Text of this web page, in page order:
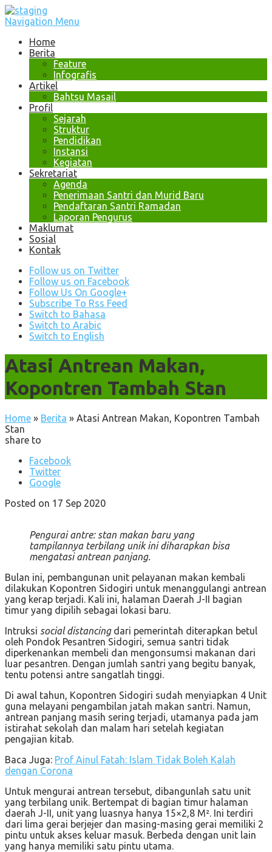
Navigation Menu
Home
Berita
Feature
Infografis
Artikel
Bahtsu Masail
Profil
Sejarah
Struktur
Pendidikan
Instansi
Kegiatan
Sekretariat
Agenda
Penerimaan Santri dan Murid Baru
Pendaftaran Santri Ramadan
Laporan Pengurus
Maklumat
Sosial
Kontak
Follow us on Twitter
Follow us on Facebook
Follow Us On Google+
Subscribe To Rss Feed
Switch to Bahasa
Switch to Arabic
Switch to English
Atasi Antrean Makan,
Kopontren Tambah Stan
Home » Berita » Atasi Antrean Makan, Kopontren Tambah
Stan
share to
Facebook
Twitter
Google
Posted on 17 Sep 2020
Pengurai antre: stan makan baru yang
tampilannya terbilang unik ini diharapkan bisa
mengatasi antrean panjang.
Bulan ini, pembangunan unit pelayanan makan kembali
dilakukan Kopontren Sidogiri untuk menanggulangi antrean
yang kerap terjadi. Kali ini, halaman Daerah J-II bagian
timur yang dipilih sebagai lokasi baru.
Intruksi social distancingdari pemerintah diterapkan betul
oleh Pondok Pesantren Sidogiri, semua santri tidak
diperkenankan membeli dan mengonsumsi makanan dari
luar pesantren. Dengan jumlah santri yang begitu banyak,
tentu potensi antre sangatlah tinggi.
Di awal tahun, Kopontren Sidogiri sudah menyiapkan 4 Unit
guna melayani pengambilan jatah makan santri. Namun,
antrean panjang masih sering terjadi, utamanya pada jam
istirahat sekolah dan malam hari setelah kegiatan
pengajian kitab.
Baca Juga: Prof Ainul Fatah: Islam Tidak Boleh Kalah
dengan Corona
Untuk mengurai antrean tersebut, dibangunlah satu unit
yang terbilang unik. Bertempat di bagian timur halaman
daerah J-II, unit yang luasnya hanya 15×2,8 M². Ini terdiri
dari lima gerai berjejer dan masing-masing gerai memiliki 2
pintu untuk akses keluar masuk. Berbeda dengan unit lain
yang hanya memiliki satu pintu utama.